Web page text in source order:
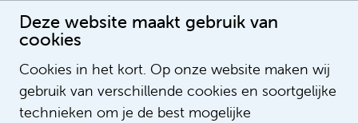
Deze website maakt gebruik van
cookies
Cookies in het kort. Op onze website maken wij
gebruik van verschillende cookies en soortgelijke
technieken om je de best mogelijke
Chey Edwards